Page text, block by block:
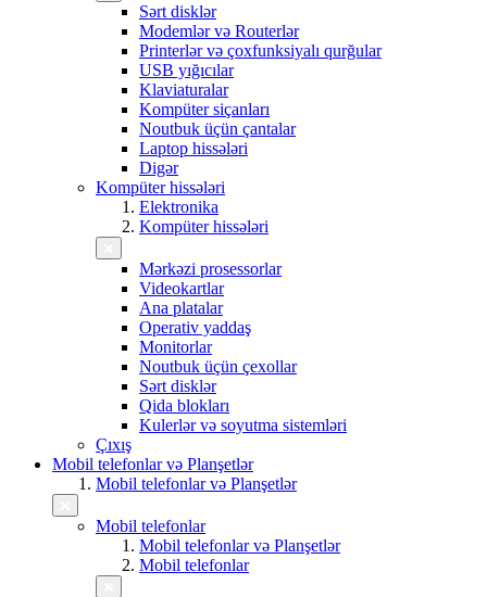
Sərt disklər
Modemlər və Routerlər
Printerlər və çoxfunksiyalı qurğular
USB yığıcılar
Klaviaturalar
Kompüter siçanları
Noutbuk üçün çantalar
Laptop hissələri
Digər
Kompüter hissələri
Elektronika
Kompüter hissələri
Mərkəzi prosessorlar
Videokartlar
Ana platalar
Operativ yaddaş
Monitorlar
Noutbuk üçün çexollar
Sərt disklər
Qida blokları
Kulerlər və soyutma sistemləri
Çıxış
Mobil telefonlar və Planşetlər
Mobil telefonlar və Planşetlər
Mobil telefonlar
Mobil telefonlar və Planşetlər
Mobil telefonlar